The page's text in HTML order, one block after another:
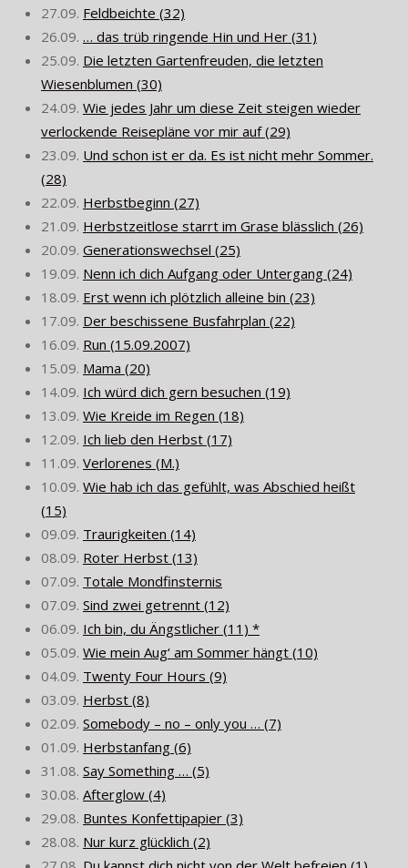
27.09. Feldbeichte (32)
26.09. … das trüb ringende Hin und Her (31)
25.09. Die letzten Gartenfreuden, die letzten
Wiesenblumen (30)
24.09. Wie jedes Jahr um diese Zeit steigen wieder
verlockende Reisepläne vor mir auf (29)
23.09. Und schon ist er da. Es ist nicht mehr Sommer.
(28)
22.09. Herbstbeginn (27)
21.09. Herbstzeitlose starrt im Grase blässlich (26)
20.09. Generationswechsel (25)
19.09. Nenn ich dich Aufgang oder Untergang (24)
18.09. Erst wenn ich plötzlich alleine bin (23)
17.09. Der beschissene Busfahrplan (22)
16.09. Run (15.09.2007)
15.09. Mama (20)
14.09. Ich würd dich gern besuchen (19)
13.09. Wie Kreide im Regen (18)
12.09. Ich lieb den Herbst (17)
11.09. Verlorenes (M.)
10.09. Wie hab ich das gefühlt, was Abschied heißt
(15)
09.09. Traurigkeiten (14)
08.09. Roter Herbst (13)
07.09. Totale Mondfinsternis
07.09. Sind zwei getrennt (12)
06.09. Ich bin, du Ängstlicher (11) *
05.09. Wie mein Aug‘ am Sommer hängt (10)
04.09. Twenty Four Hours (9)
03.09. Herbst (8)
02.09. Somebody – no – only you … (7)
01.09. Herbstanfang (6)
31.08. Say Something … (5)
30.08. Afterglow (4)
29.08. Buntes Konfettipapier (3)
28.08. Nur kurz glücklich (2)